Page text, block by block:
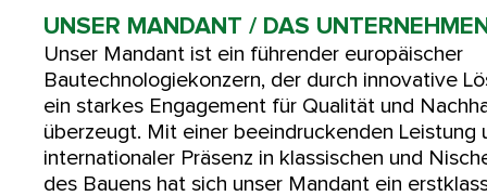
UNSER MANDANT / DAS
Unser Mandant ist ein führender europäischer
Bautechnologiekonzern, der durch innovative
ein starkes Engagement für Qualität und
überzeugt. Mit einer beeindruckenden Leistung
internationaler Präsenz in klassischen und
des Bauens hat sich unser Mandant ein